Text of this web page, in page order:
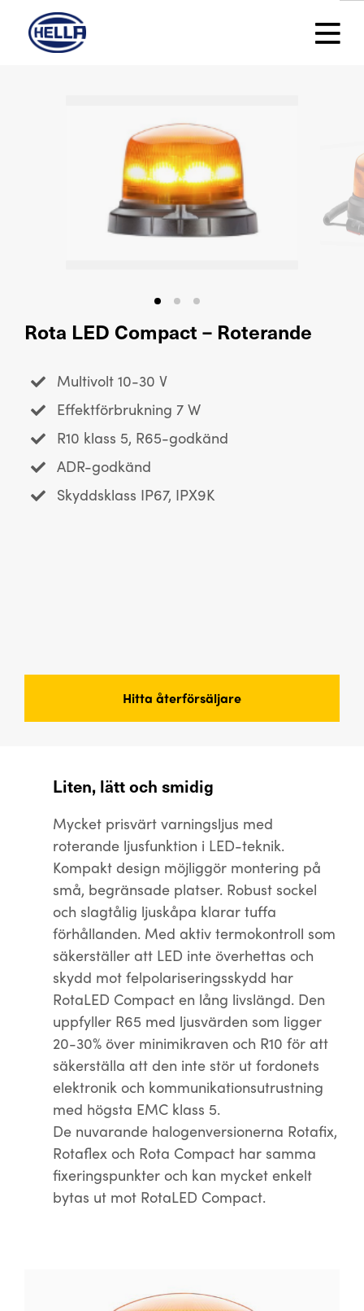
Rota LED Compact – Roterande
Multivolt 10-30 V
Effektförbrukning 7 W
R10 klass 5, R65-godkänd
ADR-godkänd
Skyddsklass IP67, IPX9K
Hitta återförsäljare
Liten, lätt och smidig
Mycket prisvärt varningsljus med
roterande ljusfunktion i LED-teknik.
Kompakt design möjliggör montering på
små, begränsade platser. Robust sockel
och slagtålig ljuskåpa klarar tuffa
förhållanden. Med aktiv termokontroll som
säkerställer att LED inte överhettas och
skydd mot felpolariseringsskydd har
RotaLED Compact en lång livslängd. Den
uppfyller R65 med ljusvärden som ligger
20-30% över minimikraven och R10 för att
säkerställa att den inte stör ut fordonets
elektronik och kommunikationsutrustning
med högsta EMC klass 5.
De nuvarande halogenversionerna Rotafix,
Rotaflex och Rota Compact har samma
fixeringspunkter och kan mycket enkelt
bytas ut mot RotaLED Compact.